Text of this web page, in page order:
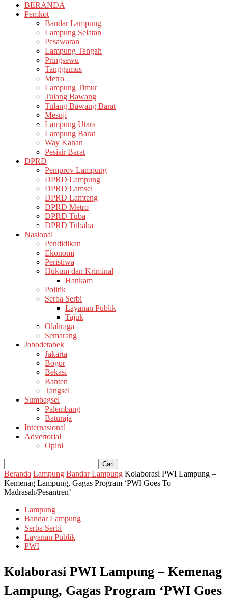
BERANDA
Pemkot
Bandar Lampung
Lampung Selatan
Pesawaran
Lampung Tengah
Pringsewu
Tanggamus
Metro
Lampung Timur
Tulang Bawang
Tulang Bawang Barat
Mesuji
Lampung Utara
Lampung Barat
Way Kanan
Pesisir Barat
DPRD
Pemprov Lampung
DPRD Lampung
DPRD Lamsel
DPRD Lamteng
DPRD Metro
DPRD Tuba
DPRD Tubaba
Nasional
Pendidikan
Ekonomi
Peristiwa
Hukum dan Kriminal
Hankam
Politik
Serba Serbi
Layanan Publik
Tajuk
Olahraga
Semarang
Jabodetabek
Jakarta
Bogor
Bekasi
Banten
Tangsel
Sumbagsel
Palembang
Baturaja
Internasional
Advertorial
Opini
Beranda Lampung Bandar Lampung Kolaborasi PWI Lampung –
Kemenag Lampung, Gagas Program ‘PWI Goes To
Madrasah/Pesantren’
Lampung
Bandar Lampung
Serba Serbi
Layanan Publik
PWI
Kolaborasi PWI Lampung – Kemenag
Lampung, Gagas Program ‘PWI Goes